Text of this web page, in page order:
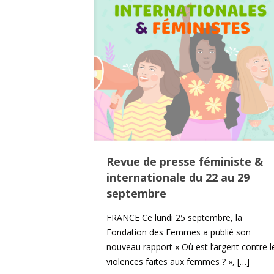
Revue de presse féministe &
internationale du 22 au 29
septembre
FRANCE Ce lundi 25 septembre, la
Fondation des Femmes a publié son
nouveau rapport « Où est l’argent contre
violences faites aux femmes ? », […]